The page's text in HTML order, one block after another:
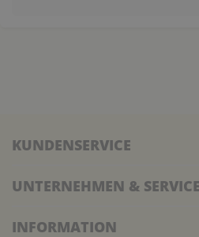
KUNDENSERVICE
UNTERNEHMEN & SERVICE
INFORMATION